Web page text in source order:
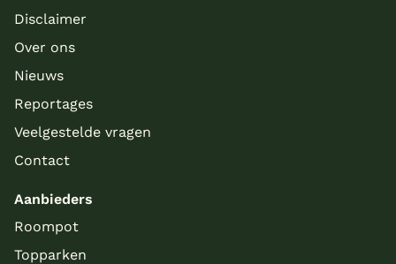
Disclaimer
Over ons
Nieuws
Reportages
Veelgestelde vragen
Contact
Aanbieders
Roompot
Topparken